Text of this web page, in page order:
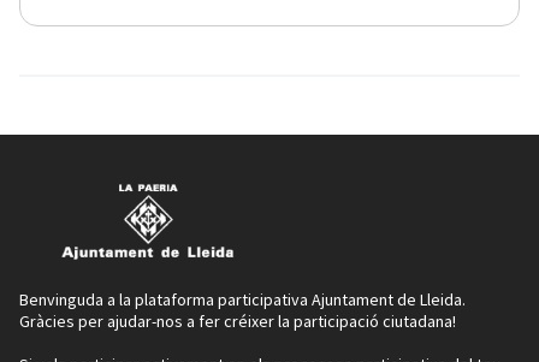
Benvinguda a la plataforma participativa Ajuntament de Lleida.
Gràcies per ajudar-nos a fer créixer la participació ciutadana!